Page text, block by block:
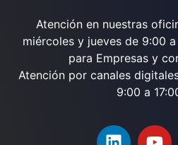
Atención en nuestras
miércoles y jueves de 9:00
para Empresas y
Atención por canales
9:00 a